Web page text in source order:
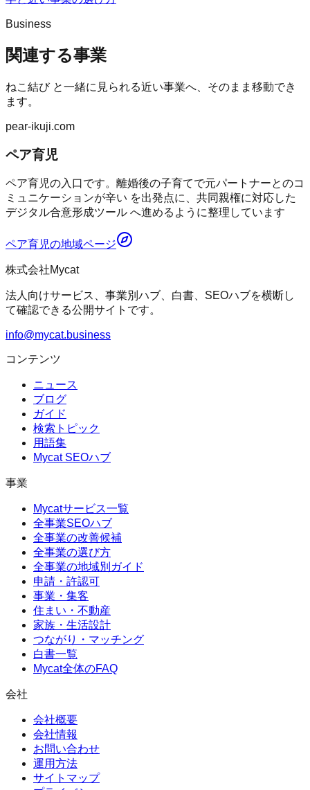
Business
関連する事業
ねこ結びと一緒に見られる近い事業へ、そのまま移動でき
ます。
pear-ikuji.com
ペア育児
ペア育児の入口です。離婚後の子育てで元パートナーとのコ
ミュニケーションが辛い を出発点に、共同親権に対応した
デジタル合意形成ツール へ進めるように整理しています
ペア育児の地域ページ
株式会社Mycat
法人向けサービス、事業別ハブ、白書、SEOハブを横断し
て確認できる公開サイトです。
info@mycat.business
コンテンツ
ニュース
ブログ
ガイド
検索トピック
用語集
Mycat SEOハブ
事業
Mycatサービス一覧
全事業SEOハブ
全事業の改善候補
全事業の選び方
全事業の地域別ガイド
申請・許認可
事業・集客
住まい・不動産
家族・生活設計
つながり・マッチング
白書一覧
Mycat全体のFAQ
会社
会社概要
会社情報
お問い合わせ
運用方法
サイトマップ